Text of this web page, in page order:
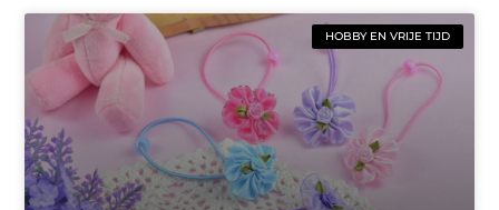
HOBBY EN VRIJE TIJD